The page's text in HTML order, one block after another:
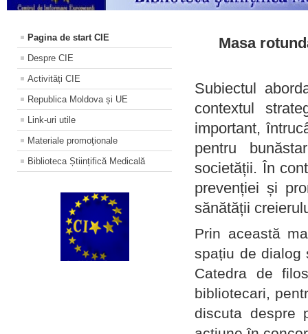
Pagina de start CIE
Despre CIE
Activități CIE
Republica Moldova și UE
Link-uri utile
Materiale promoţionale
Biblioteca Științifică Medicală
Masa
Subiectul
contextul
important,
pentru
societății. În
prevenției și
sănătății
Prin această
spațiu de dialog
Catedra de
bibliotecari,
discuta despre